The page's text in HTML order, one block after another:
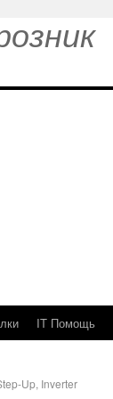
IT Помощь
Up, Inverter